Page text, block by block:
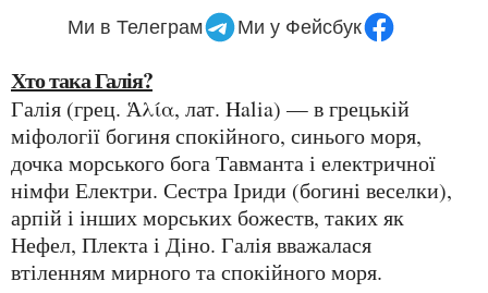
Ми в Телеграм Ми у Фейсбук
Хто така Галія?
Галія (грец. Ἁλία, лат. Halia) — в грецькій
міфології богиня спокійного, синього моря,
дочка морського бога Тавманта і електричної
німфи Електри. Сестра Іриди (богині веселки),
арпій і інших морських божеств, таких як
Нефел, Плекта і Діно. Галія вважалася
втіленням мирного та спокійного моря.